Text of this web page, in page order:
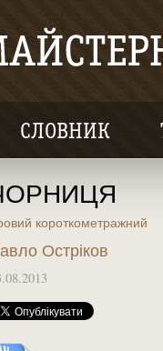
СЛОВНИК
короткометражний
Остріков